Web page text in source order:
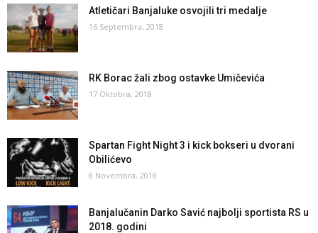
Atletičari Banjaluke osvojili tri medalje
16 Septembra, 2018
RK Borac žali zbog ostavke Umičevića
17 Oktobra, 2018
Spartan Fight Night 3 i kick bokseri u dvorani
Obilićevo
8 Novembra, 2018
Banjalučanin Darko Savić najbolji sportista RS u
2018. godini